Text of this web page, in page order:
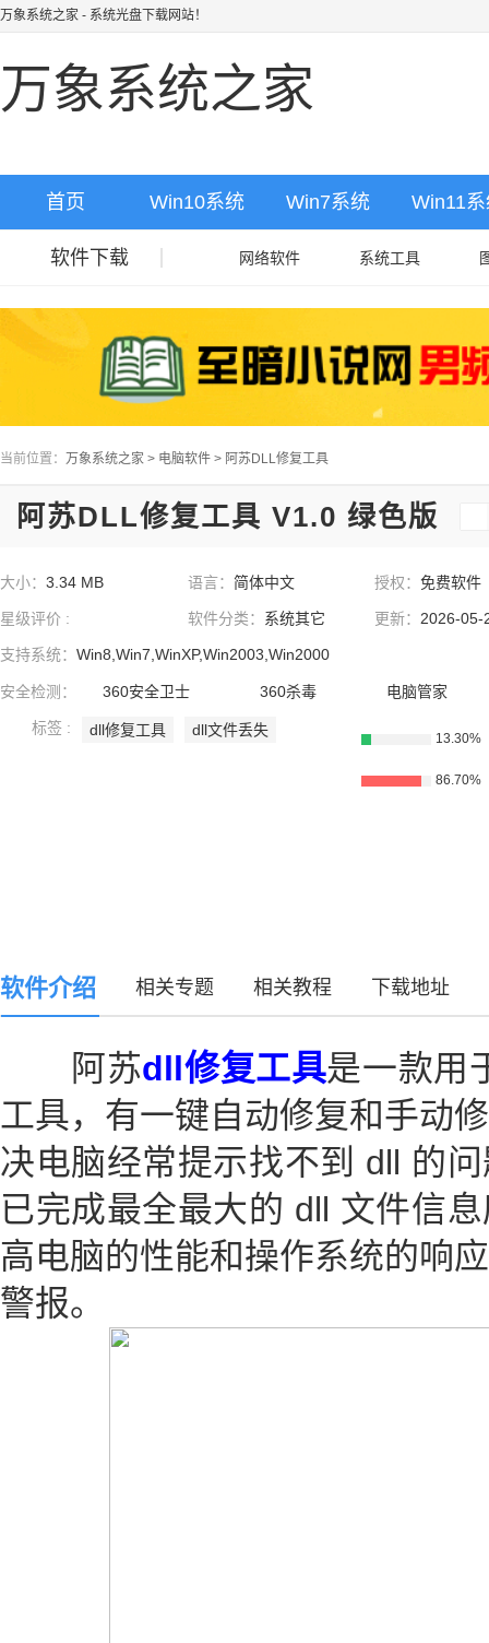
万象系统之家 - 系统光盘下载网站！
万象系统之家
首页 Win10系统 Win7系统 Win11
软件下载 网络软件 系统工具
当前位置： 万象系统之家 > 电脑软件 > 阿苏DLL修复工具
阿苏DLL修复工具 V1.0 绿色版
大小： 3.34 MB 语言： 简体中文 授权：免费软件
星级评价 : 软件分类： 系统其它 更新： 2026-05-
支持系统： Win8,Win7,WinXP,Win2003,Win2000
安全检测： 360安全卫士 360杀毒 电脑管家
标签 : dll修复工具 dll文件丢失 13.30%
86.70%
软件介绍 相关专题 相关教程 下载地址
阿苏dll修复工具是一款用
工具，有一键自动修复和手动
决电脑经常提示找不到 dll 的
已完成最全最大的 dll 文件信
高电脑的性能和操作系统的响
警报。